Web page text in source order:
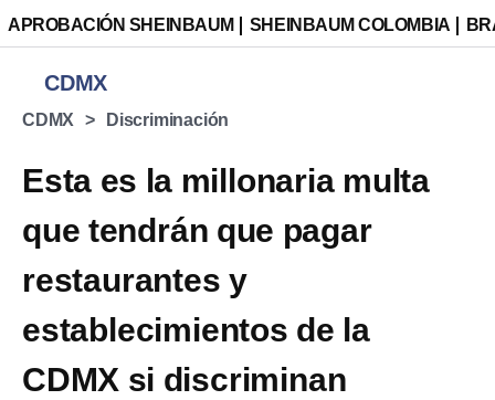
APROBACIÓN SHEINBAUM SHEINBAUM COLOMBIA
CDMX
CDMX Discriminación
Esta es la millonaria multa
que tendrán que pagar
restaurantes y
establecimientos de la
CDMX si discriminan